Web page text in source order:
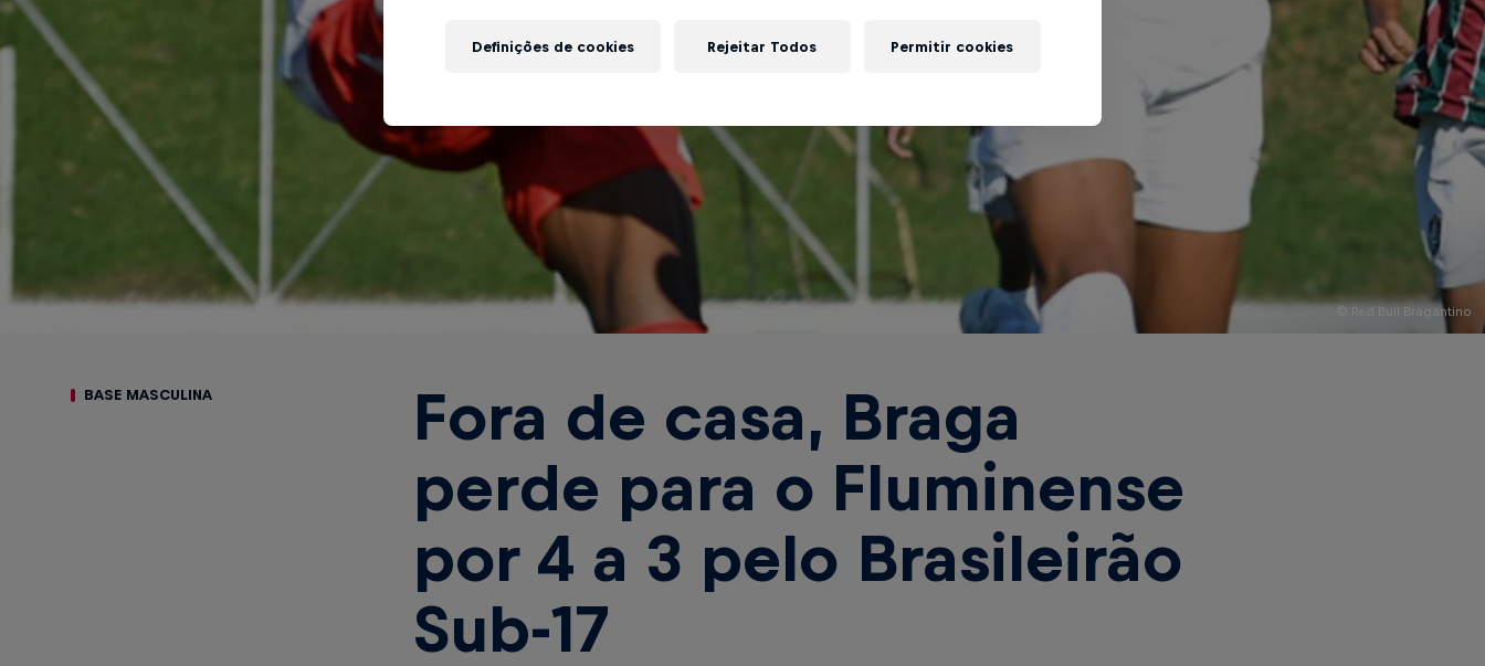
© Red Bull Bragantino
BASE MASCULINA
Fora de casa, Braga
perde para o Fluminense
por 4 a 3 pelo Brasileirão
Sub-17
Definições de cookies Rejeitar Todos Permitir cookies